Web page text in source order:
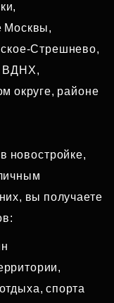
Москвы,
ВДНХ,
округе, районе
новостройке,
вы получаете
спорта